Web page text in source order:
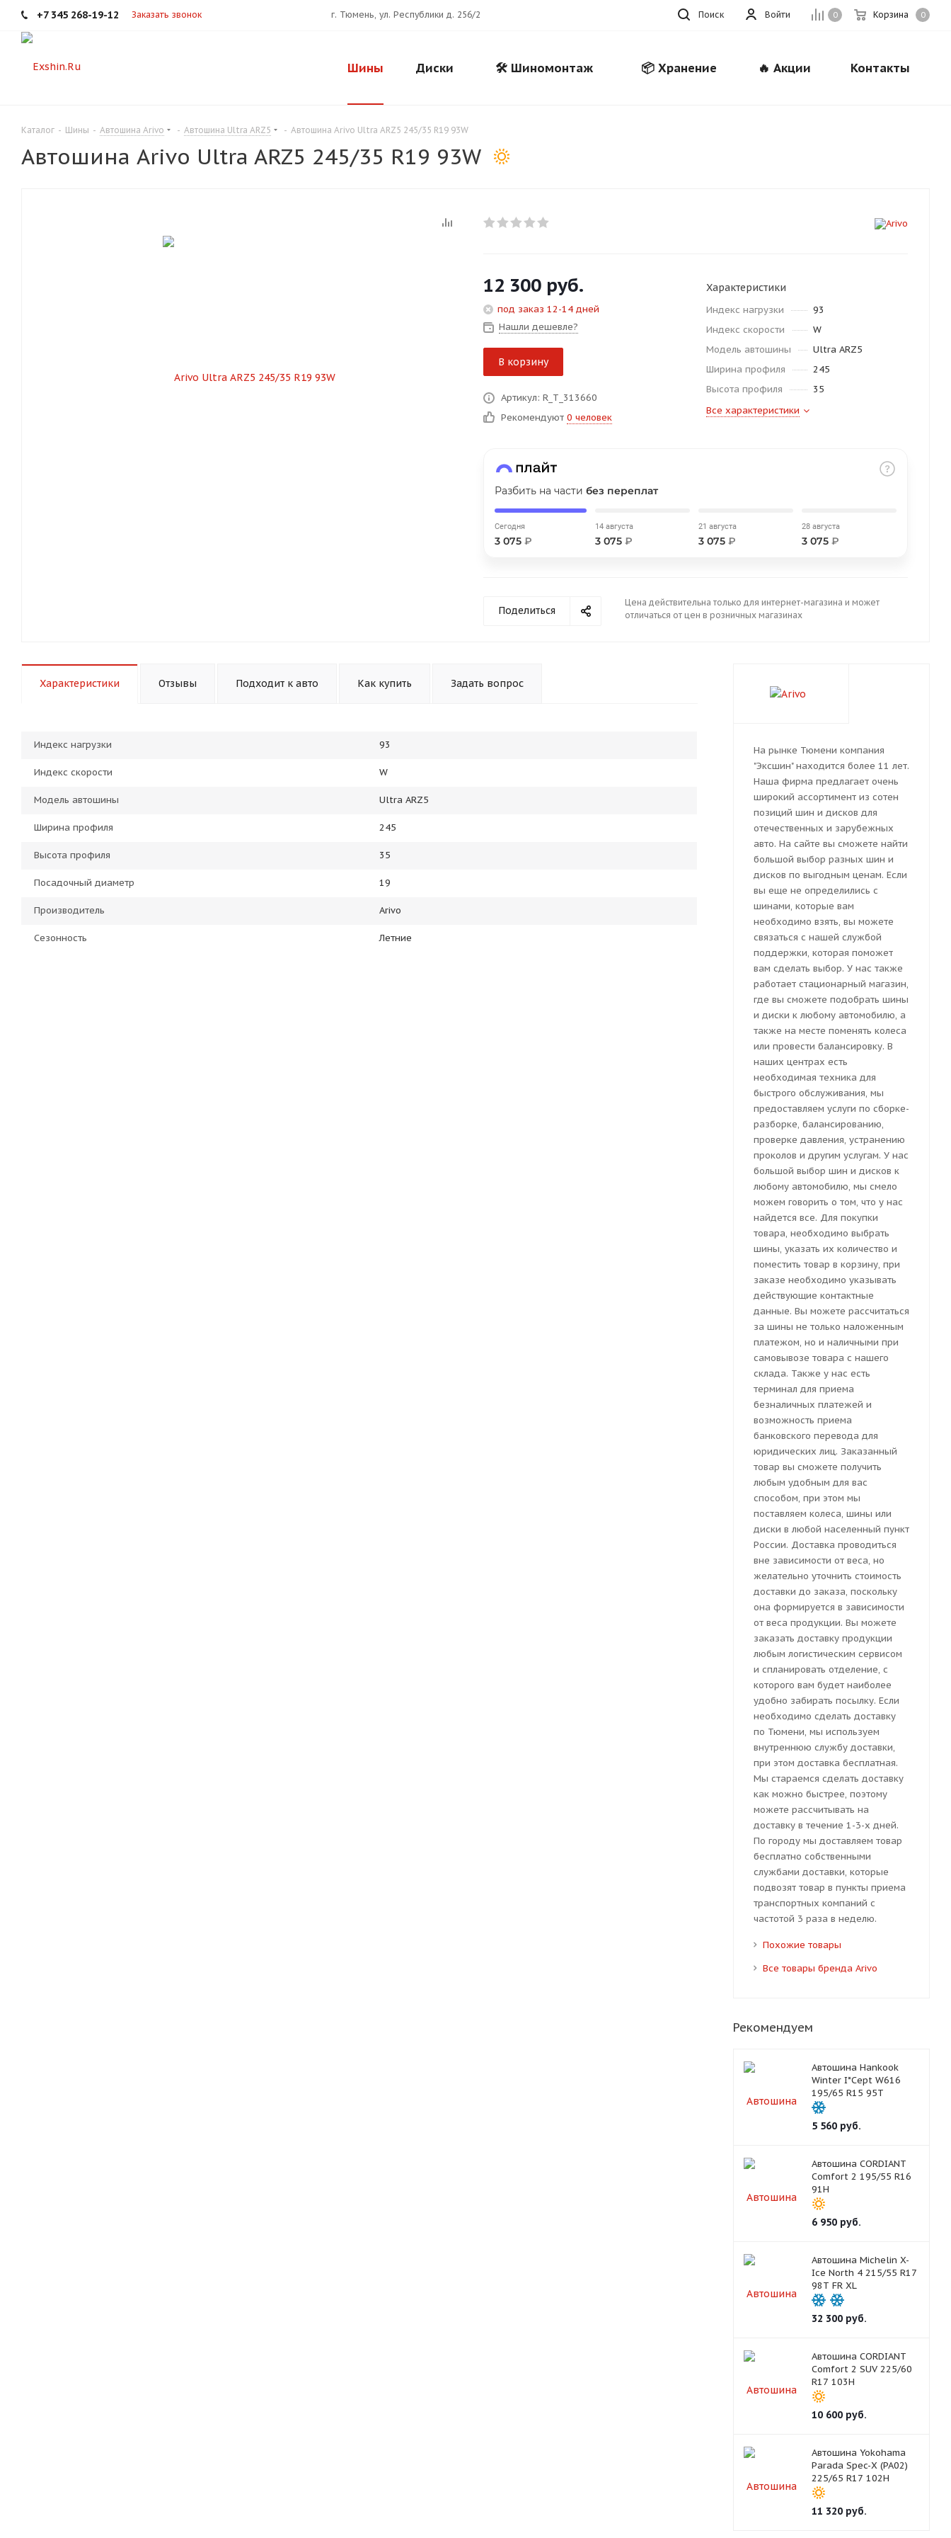
+7 345 268-19-12 Заказать звонок 0 Корзина 0
Войти
г. Тюмень, ул. Республики д. 256/2 Поиск
Шины Диски 🛠️ Шиномонтаж 📦 Хранение 🔥 Акции Контакты
Каталог - Шины - Автошина Arivo - Автошина Ultra ARZ5 - Автошина Arivo Ultra ARZ5 245/35 R19 93W
Автошина Arivo Ultra ARZ5 245/35 R19 93W
12 300 руб.
под заказ 12-14 дней
Нашли дешевле?
В корзину
Артикул: R_T_313660
Рекомендуют 0 человек
Характеристики
Индекс нагрузки
93
Индекс скорости
W
Модель автошины
Ultra ARZ5
Ширина профиля
245
Высота профиля
35
Все характеристики
Разбить на части без переплат
Сегодня
3 075 ₽
14 августа
3 075 ₽
21 августа
3 075 ₽
28 августа
3 075 ₽
Поделиться
Цена действительна только для интернет-магазина и может
отличаться от цен в розничных магазинах
Характеристики Отзывы Подходит к авто Как купить Задать вопрос
Индекс нагрузки 93
Индекс скорости W
Модель автошины Ultra ARZ5
Ширина профиля 245
Высота профиля 35
Посадочный диаметр 19
Производитель Arivo
Сезонность Летние
На рынке Тюмени компания
"Эксшин" находится более 11 лет.
Наша фирма предлагает очень
широкий ассортимент из сотен
позиций шин и дисков для
отечественных и зарубежных
авто. На сайте вы сможете найти
большой выбор разных шин и
дисков по выгодным ценам. Если
вы еще не определились с
шинами, которые вам
необходимо взять, вы можете
связаться с нашей службой
поддержки, которая поможет
вам сделать выбор. У нас также
работает стационарный магазин,
где вы сможете подобрать шины
и диски к любому автомобилю, а
также на месте поменять колеса
или провести балансировку. В
наших центрах есть
необходимая техника для
быстрого обслуживания, мы
предоставляем услуги по сборке-
разборке, балансированию,
проверке давления, устранению
проколов и другим услугам. У нас
большой выбор шин и дисков к
любому автомобилю, мы смело
можем говорить о том, что у нас
найдется все. Для покупки
товара, необходимо выбрать
шины, указать их количество и
поместить товар в корзину, при
заказе необходимо указывать
действующие контактные
данные. Вы можете рассчитаться
за шины не только наложенным
платежом, но и наличными при
самовывозе товара с нашего
склада. Также у нас есть
терминал для приема
безналичных платежей и
возможность приема
банковского перевода для
юридических лиц. Заказанный
товар вы сможете получить
любым удобным для вас
способом, при этом мы
поставляем колеса, шины или
диски в любой населенный пункт
России. Доставка проводиться
вне зависимости от веса, но
желательно уточнить стоимость
доставки до заказа, поскольку
она формируется в зависимости
от веса продукции. Вы можете
заказать доставку продукции
любым логистическим сервисом
и спланировать отделение, с
которого вам будет наиболее
удобно забирать посылку. Если
необходимо сделать доставку
по Тюмени, мы используем
внутреннюю службу доставки,
при этом доставка бесплатная.
Мы стараемся сделать доставку
как можно быстрее, поэтому
можете рассчитывать на
доставку в течение 1-3-х дней.
По городу мы доставляем товар
бесплатно собственными
службами доставки, которые
подвозят товар в пункты приема
транспортных компаний с
частотой 3 раза в неделю.
Похожие товары
Все товары бренда Arivo
Рекомендуем
Автошина Hankook
Winter I*Cept W616
195/65 R15 95T
5 560руб.
Автошина CORDIANT
Comfort 2 195/55 R16
91H
6 950руб.
Автошина Michelin X-
Ice North 4 215/55 R17
98T FR XL
32 300руб.
Автошина CORDIANT
Comfort 2 SUV 225/60
R17 103H
10 600руб.
Автошина Yokohama
Parada Spec-X (PA02)
225/65 R17 102H
11 320руб.
без переплат
График платежей
в корзину
Подробнееоб оплате Плайтом